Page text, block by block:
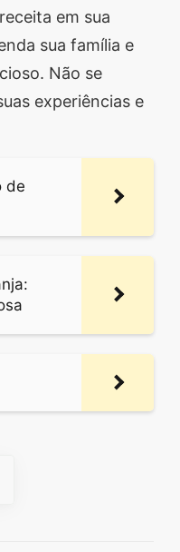
em sua
sua família e
Não se
experiências e
de